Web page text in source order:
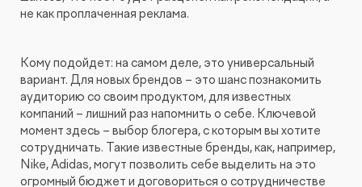
не как проплаченная реклама.
Кому подойдет: на самом деле, это универсальный
вариант. Для новых брендов – это шанс познакомить
аудиторию со своим продуктом, для известных
компаний – лишний раз напомнить о себе. Ключевой
момент здесь – выбор блогера, с которым вы хотите
сотрудничать. Такие известные бренды, как, например,
Nike, Adidas, могут позволить себе выделить на это
огромный бюджет и договориться о сотрудничестве